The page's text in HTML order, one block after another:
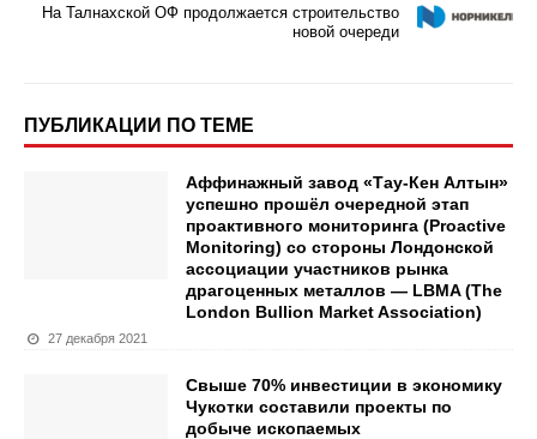
На Талнахской ОФ продолжается строительство
новой очереди
ПУБЛИКАЦИИ ПО ТЕМЕ
Аффинажный завод «Тау-Кен Алтын»
успешно прошёл очередной этап
проактивного мониторинга (Proactive
Monitoring) со стороны Лондонской
ассоциации участников рынка
драгоценных металлов — LBMA (The
London Bullion Market Association)
27 декабря 2021
Свыше 70% инвестиции в экономику
Чукотки составили проекты по
добыче ископаемых